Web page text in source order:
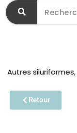
Autres siluriformes,
Retour